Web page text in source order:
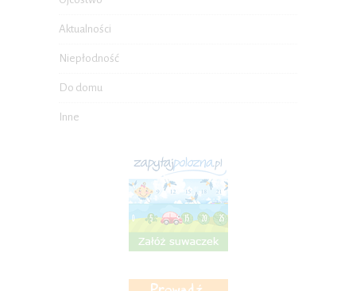
Aktualności
Niepłodność
Do domu
Inne